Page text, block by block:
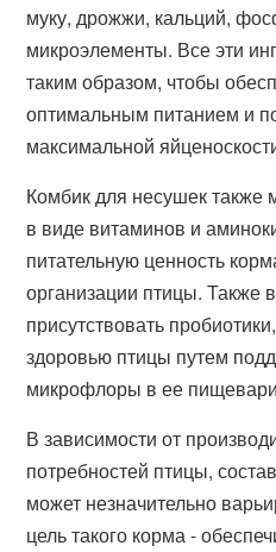
муку, дрожжи, кальций,
микроэлементы. Все эти
таким образом, чтобы
оптимальным питанием и
максимальной
Комбик для несушек также
в виде витаминов и
питательную ценность
организации птицы. Также
присутствовать
здоровью птицы путем
микрофлоры в ее
В зависимости от
потребностей птицы,
может незначительно
цель такого корма -